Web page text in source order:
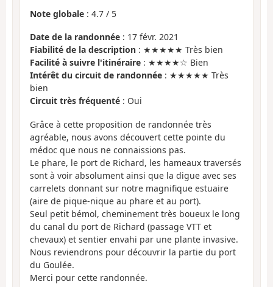
Note globale : 4.7 / 5
Date de la randonnée : 17 févr. 2021
Fiabilité de la description : ★★★★★ Très bien
Facilité à suivre l'itinéraire : ★★★★☆ Bien
Intérêt du circuit de randonnée : ★★★★★ Très
bien
Circuit très fréquenté : Oui
Grâce à cette proposition de randonnée très
agréable, nous avons découvert cette pointe du
médoc que nous ne connaissions pas.
Le phare, le port de Richard, les hameaux traversés
sont à voir absolument ainsi que la digue avec ses
carrelets donnant sur notre magnifique estuaire
(aire de pique-nique au phare et au port).
Seul petit bémol, cheminement très boueux le long
du canal du port de Richard (passage VTT et
chevaux) et sentier envahi par une plante invasive.
Nous reviendrons pour découvrir la partie du port
du Goulée.
Merci pour cette randonnée.